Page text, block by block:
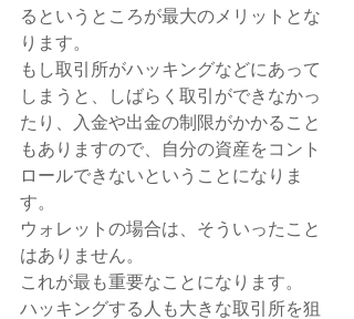
るというところが最大のメリットとな
ります。
もし取引所がハッキングなどにあって
しまうと、しばらく取引ができなかっ
たり、入金や出金の制限がかかること
もありますので、自分の資産をコント
ロールできないということになりま
す。
ウォレットの場合は、そういったこと
はありません。
これが最も重要なことになります。
ハッキングする人も大きな取引所を狙